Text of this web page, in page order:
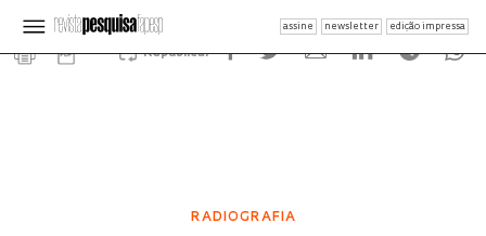
assine newsletter edição impressa
Republicar
RADIOGRAFIA